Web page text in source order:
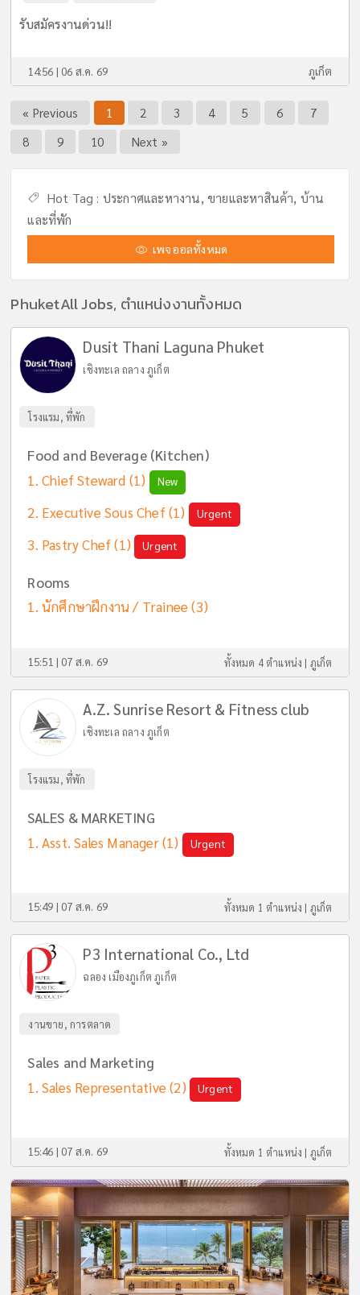
รับสมัครงานด่วน!!
14:56 | 06 ส.ค. 69 ภูเก็ต
« Previous 1 2 3 4 5 6
7
8
9 10 Next »
Hot Tag : ประกาศและหางาน, ขายและหาสินค้า, บ้าน
และที่พัก
เพจออลทั้งหมด
PhuketAll Jobs, ตำแหน่งงานทั้งหมด
Dusit Thani Laguna Phuket
เชิงทะเล ถลาง ภูเก็ต
โรงแรม, ที่พัก
Food and Beverage (Kitchen)
Chief Steward (1) New
Executive Sous Chef(1) Urgent
Pastry Chef(1) Urgent
Rooms
นักศึกษาฝึกงาน / Trainee(3)
15:51 | 07 ส.ค. 69 ทั้งหมด 4 ตำแหน่ง | ภูเก็ต
A.Z. Sunrise Resort & Fitness club
เชิงทะเล ถลาง ภูเก็ต
โรงแรม, ที่พัก
SALES & MARKETING
Asst. Sales Manager(1) Urgent
15:49 | 07 ส.ค. 69 ทั้งหมด 1 ตำแหน่ง | ภูเก็ต
P3 International Co., Ltd
ฉลอง เมืองภูเก็ต ภูเก็ต
งานขาย, การตลาด
Sales and Marketing
Sales Representative(2) Urgent
15:46 | 07 ส.ค. 69 ทั้งหมด 1 ตำแหน่ง | ภูเก็ต